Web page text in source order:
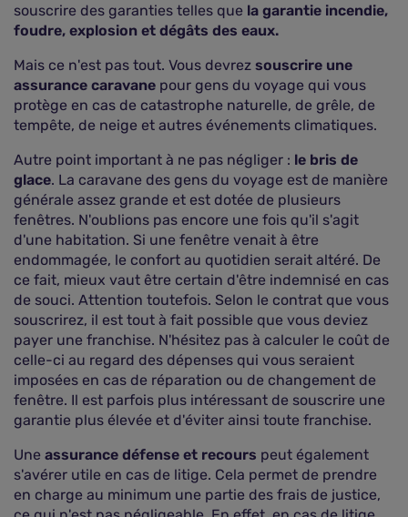
souscrire des garanties telles que la garantie incendie,
foudre, explosion et dégâts des eaux.
Mais ce n'est pas tout. Vous devrez souscrire une
assurance caravane pour gens du voyage qui vous
protège en cas de catastrophe naturelle, de grêle, de
tempête, de neige et autres événements climatiques.
Autre point important à ne pas négliger : le bris de
glace. La caravane des gens du voyage est de manière
générale assez grande et est dotée de plusieurs
fenêtres. N'oublions pas encore une fois qu'il s'agit
d'une habitation. Si une fenêtre venait à être
endommagée, le confort au quotidien serait altéré. De
ce fait, mieux vaut être certain d'être indemnisé en cas
de souci. Attention toutefois. Selon le contrat que vous
souscrirez, il est tout à fait possible que vous deviez
payer une franchise. N'hésitez pas à calculer le coût de
celle-ci au regard des dépenses qui vous seraient
imposées en cas de réparation ou de changement de
fenêtre. Il est parfois plus intéressant de souscrire une
garantie plus élevée et d'éviter ainsi toute franchise.
Une assurance défense et recours peut également
s'avérer utile en cas de litige. Cela permet de prendre
en charge au minimum une partie des frais de justice,